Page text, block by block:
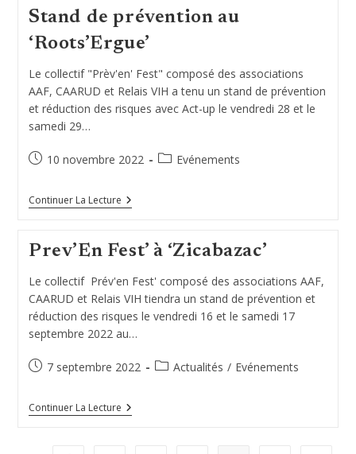
Contre
SIDA
2022
Stand de prévention au
‘Roots’Ergue’
Le collectif "Prèv'en' Fest" composé des associations
AAF, CAARUD et Relais VIH a tenu un stand de prévention
et réduction des risques avec Act-up le vendredi 28 et le
samedi 29…
Publication
10 novembre 2022
PostEvénements
Continuer La LectureStand
De
‘Roots’Ergue’
Prev’En Fest’ à ‘Zicabazac’
Le collectif Prév'en Fest' composé des associations AAF,
CAARUD et Relais VIH tiendra un stand de prévention et
réduction des risques le vendredi 16 et le samedi 17
septembre 2022 au…
Publication
7 septembre 2022
PostActualités / Evénements
Continuer La LecturePrev’En
Fest’